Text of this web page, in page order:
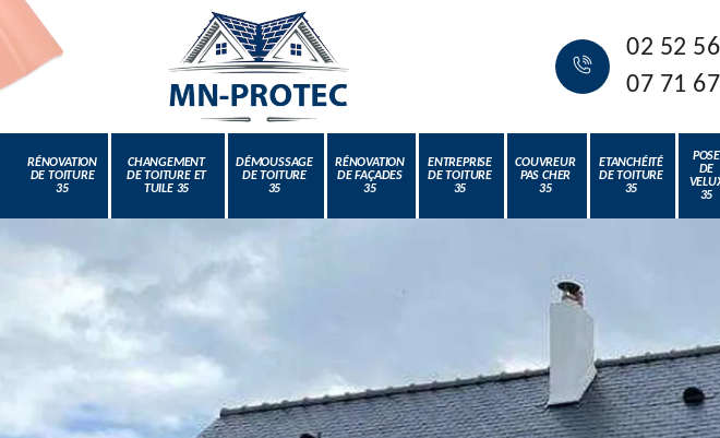
02 52
07 71
RÉNOVATION
DE TOITURE
35
CHANGEMENT
DE TOITURE ET
TUILE 35
DÉMOUSSAGE
DE TOITURE
35
RÉNOVATION
DE FAÇADES
35
ENTREPRISE
DE TOITURE
35
COUVREUR
PAS CHER
35
ETANCHÉITÉ
DE TOITURE
35
POSE
DE
35